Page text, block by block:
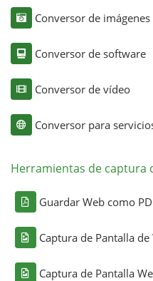
Conversor de imágenes
Conversor de software
Conversor de vídeo
Conversor para
Herramientas de captura
Guardar Web como
Captura de Pantalla de
Captura de Pantalla